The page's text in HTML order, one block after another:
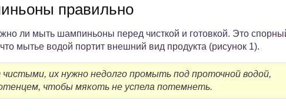
правильно
ли мыть шампиньоны перед чисткой и готовкой. Это
мытье водой портит внешний вид продукта (рисунок 1).
их нужно недолго промыть под проточной водой,
чтобы мякоть не успела потемнеть.